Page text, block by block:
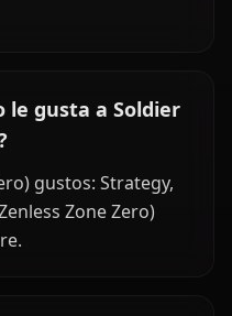
le gusta a Soldier
gustos: Strategy,
Zone Zero)